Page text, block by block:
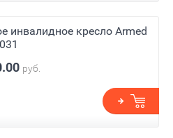
инвалидное кресло Armed
руб.